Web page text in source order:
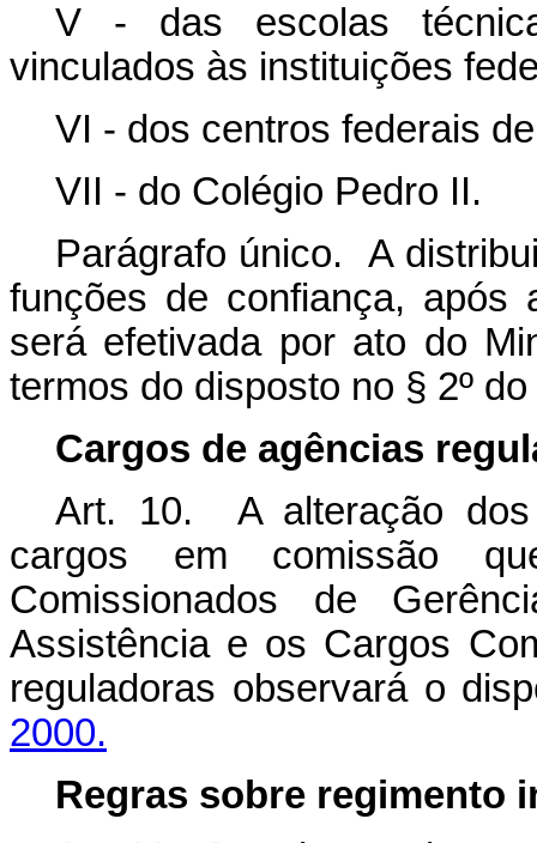
V - das escolas
vinculados às instituições
VI - dos centros federais
VII - do Colégio Pedro II.
Parágrafo único. A
funções de confiança,
será efetivada por ato do
termos do disposto no § 2º do
Cargos de agências
Art. 10. A alteração dos
cargos em comissão
Comissionados de
Assistência e os Cargos
reguladoras observará o
2000.
Regras sobre regimento